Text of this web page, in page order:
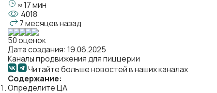
≈ 17 мин
4018
7 месяцев назад
50 оценок
Дата создания: 19.06.2025
Каналы продвижения для пиццерии
Читайте больше новостей в наших каналах
Содержание:
Определите ЦА